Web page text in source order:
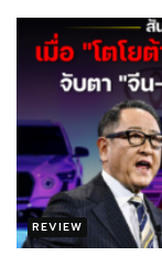
REVIEW